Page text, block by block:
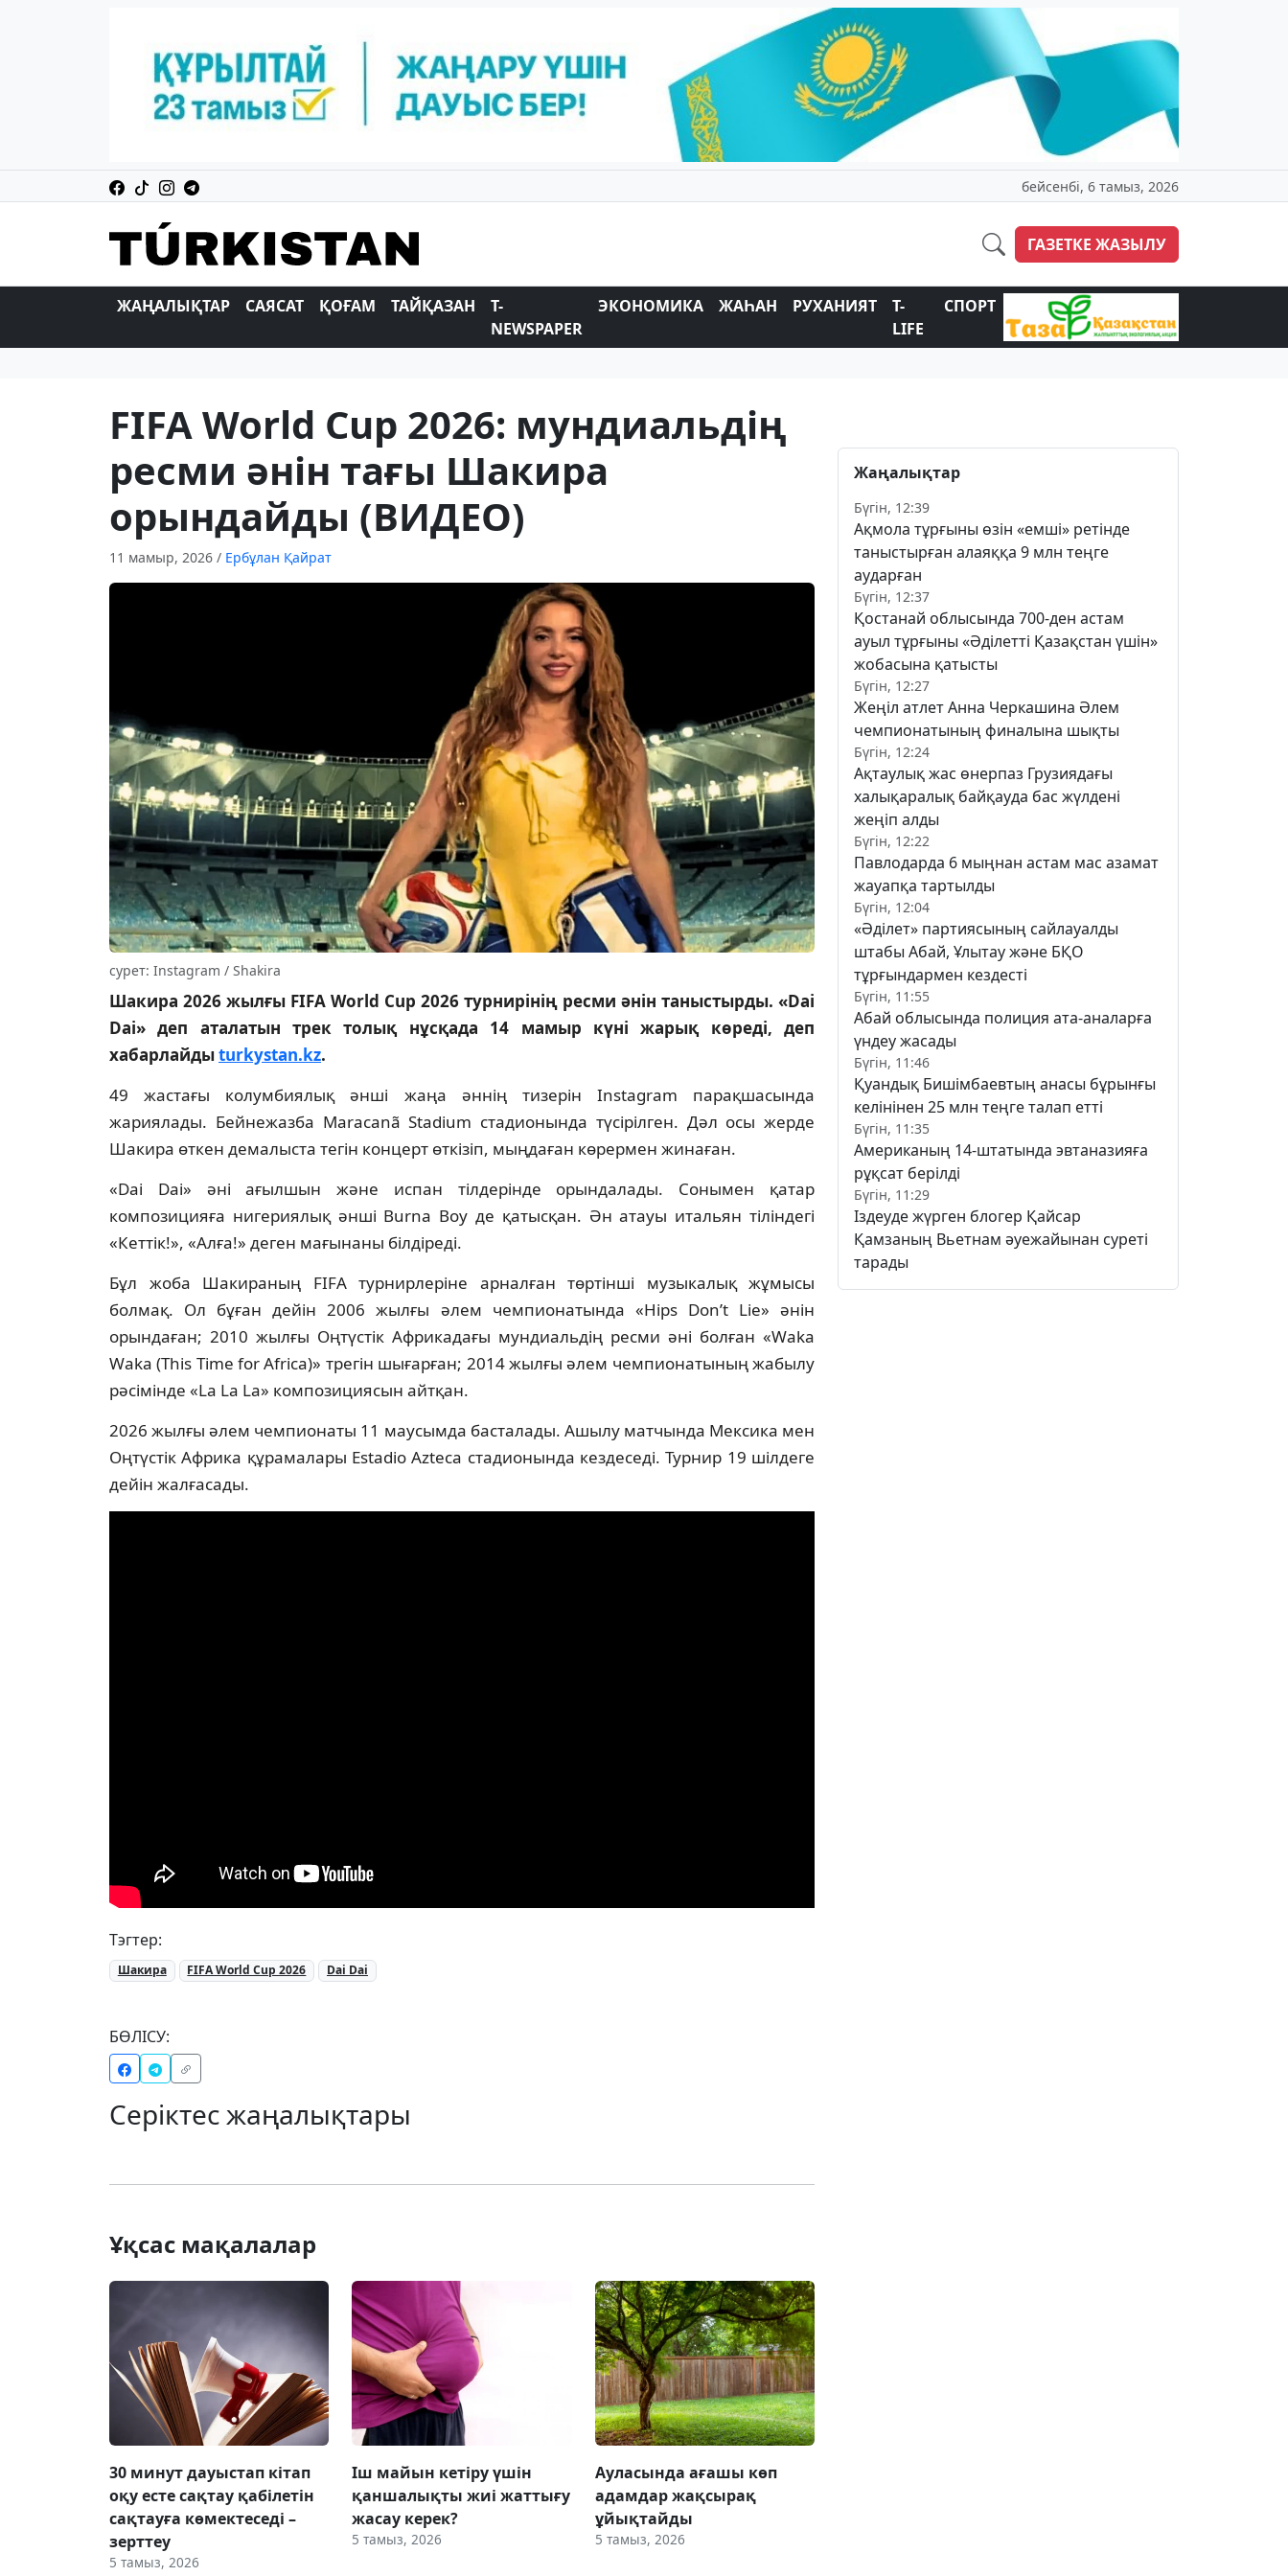
бейсенбі, 6 тамыз, 2026
ГАЗЕТКЕ ЖАЗЫЛУ
ЖАҢАЛЫҚТАР САЯСАТ ҚОҒАМ ТАЙҚАЗАН
T-
NEWSPAPER
ЭКОНОМИКА ЖАҺАН РУХАНИЯТ
T-
LIFE
СПОРТ
FIFA World Cup 2026: мундиальдің
ресми әнін тағы Шакира
орындайды (ВИДЕО)
11 мамыр, 2026 / Ербұлан Қайрат
сурет: Instagram / Shakira
Шакира 2026 жылғы FIFA World Cup 2026 турнирінің ресми әнін таныстырды. «Dai
Dai» деп аталатын трек толық нұсқада 14 мамыр күні жарық көреді, деп
хабарлайдыturkystan.kz.
49 жастағы колумбиялық әнші жаңа әннің тизерін Instagram парақшасында
жариялады. Бейнежазба Maracanã Stadium стадионында түсірілген. Дәл осы жерде
Шакира өткен демалыста тегін концерт өткізіп, мыңдаған көрермен жинаған.
«Dai Dai» әні ағылшын және испан тілдерінде орындалады. Сонымен қатар
композицияға нигериялық әнші Burna Boy де қатысқан. Ән атауы итальян тіліндегі
«Кеттік!», «Алға!» деген мағынаны білдіреді.
Бұл жоба Шакираның FIFA турнирлеріне арналған төртінші музыкалық жұмысы
болмақ. Ол бұған дейін 2006 жылғы әлем чемпионатында «Hips Don’t Lie» әнін
орындаған; 2010 жылғы Оңтүстік Африкадағы мундиальдің ресми әні болған «Waka
Waka (This Time for Africa)» трегін шығарған; 2014 жылғы әлем чемпионатының жабылу
рәсімінде «La La La» композициясын айтқан.
2026 жылғы әлем чемпионаты 11 маусымда басталады. Ашылу матчында Мексика мен
Оңтүстік Африка құрамалары Estadio Azteca стадионында кездеседі. Турнир 19 шілдеге
дейін жалғасады.
Тэгтер:
Шакира FIFA World Cup 2026 Dai Dai
БӨЛІСУ:
Серіктес жаңалықтары
Ұқсас мақалалар
30 минут дауыстап кітап
оқу есте сақтау қабілетін
сақтауға көмектеседі –
зерттеу
5 тамыз, 2026
Іш майын кетіру үшін
қаншалықты жиі жаттығу
жасау керек?
5 тамыз, 2026
Ауласында ағашы көп
адамдар жақсырақ
ұйықтайды
5 тамыз, 2026
Жаңалықтар
Бүгін, 12:39
Ақмола тұрғыны өзін «емші» ретінде
таныстырған алаяққа 9 млн теңге
аударған
Бүгін, 12:37
Қостанай облысында 700-ден астам
ауыл тұрғыны «Әділетті Қазақстан үшін»
жобасына қатысты
Бүгін, 12:27
Жеңіл атлет Анна Черкашина Әлем
чемпионатының финалына шықты
Бүгін, 12:24
Ақтаулық жас өнерпаз Грузиядағы
халықаралық байқауда бас жүлдені
жеңіп алды
Бүгін, 12:22
Павлодарда 6 мыңнан астам мас азамат
жауапқа тартылды
Бүгін, 12:04
«Әділет» партиясының сайлауалды
штабы Абай, Ұлытау және БҚО
тұрғындармен кездесті
Бүгін, 11:55
Абай облысында полиция ата-аналарға
үндеу жасады
Бүгін, 11:46
Қуандық Бишімбаевтың анасы бұрынғы
келінінен 25 млн теңге талап етті
Бүгін, 11:35
Американың 14-штатында эвтаназияға
рұқсат берілді
Бүгін, 11:29
Іздеуде жүрген блогер Қайсар
Қамзаның Вьетнам әуежайынан суреті
тарады